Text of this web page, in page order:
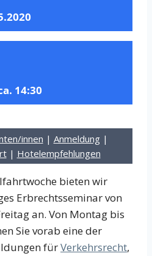
14:30
innen | Anmeldung|
| Hotelempfehlungen
bieten wir
Erbrechtsseminar von
an. Von Montag bis
Sie vorab eine der
fürVerkehrsrecht,